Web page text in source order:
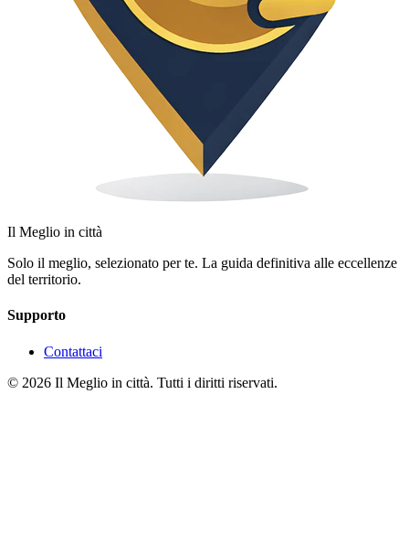
Il Meglio in città
Solo il meglio, selezionato per te. La guida definitiva alle eccellenze
del territorio.
Supporto
Contattaci
© 2026 Il Meglio in città. Tutti i diritti riservati.